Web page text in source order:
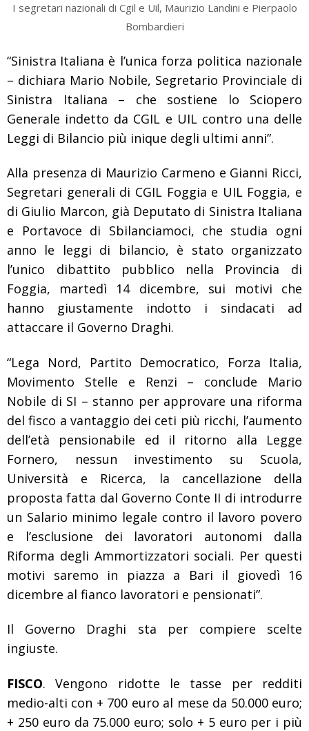
I segretari nazionali di Cgil e Uil, Maurizio Landini e Pierpaolo
Bombardieri
“Sinistra Italiana è l’unica forza politica nazionale
– dichiara Mario Nobile, Segretario Provinciale di
Sinistra Italiana – che sostiene lo Sciopero
Generale indetto da CGIL e UIL contro una delle
Leggi di Bilancio più inique degli ultimi anni”.
Alla presenza di Maurizio Carmeno e Gianni Ricci,
Segretari generali di CGIL Foggia e UIL Foggia, e
di Giulio Marcon, già Deputato di Sinistra Italiana
e Portavoce di Sbilanciamoci, che studia ogni
anno le leggi di bilancio, è stato organizzato
l’unico dibattito pubblico
nella Provincia di
Foggia, martedì 14 dicembre, sui motivi che
hanno giustamente indotto i sindacati ad
attaccare il Governo Draghi.
“Lega Nord, Partito Democratico, Forza Italia,
Movimento Stelle e Renzi
– conclude Mario
Nobile di SI – stanno per approvare una riforma
del fisco a vantaggio dei ceti più ricchi, l’aumento
dell’età pensionabile ed il ritorno alla Legge
Fornero, nessun investimento su Scuola,
Università e Ricerca, la cancellazione della
proposta fatta dal Governo Conte II di introdurre
un Salario minimo legale contro il lavoro povero
e l’esclusione dei lavoratori autonomi dalla
Riforma degli Ammortizzatori sociali. Per questi
motivi saremo in piazza a Bari il giovedì 16
dicembre al fianco lavoratori e pensionati”.
Il Governo Draghi sta per compiere scelte
ingiuste.
FISCO. Vengono ridotte le tasse per redditi
medio-alti con + 700 euro al mese da 50.000 euro;
+ 250 euro da 75.000 euro; solo + 5 euro per i più